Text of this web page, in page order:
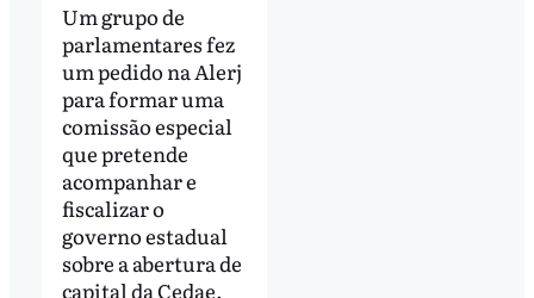
Um grupo de
parlamentares fez
um pedido na Alerj
para formar uma
comissão especial
que pretende
acompanhar e
fiscalizar o
governo estadual
sobre a abertura de
capital da Cedae.